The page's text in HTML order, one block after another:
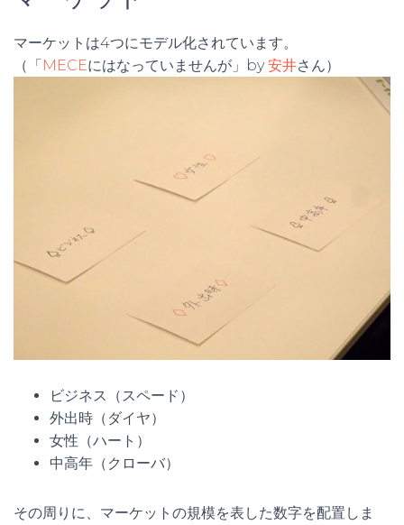
マーケットは4つにモデル化されています。
（「 MECEにはなっていませんが」by安井さん）
ビジネス（スペード）
外出時（ダイヤ）
女性（ハート）
中高年（クローバ）
その周りに、マーケットの規模を表した数字を配置しま